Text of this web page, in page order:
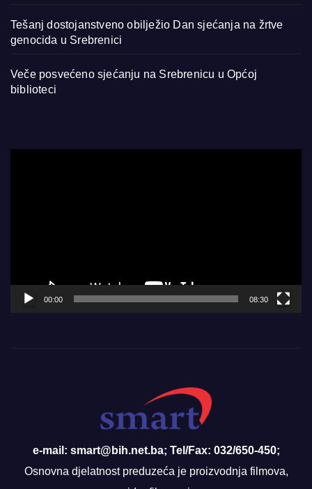
Tešanj dostojanstveno obilježio Dan sjećanja na žrtve
genocida u Srebrenici
Veče posvećeno sjećanju na Srebrenicu u Općoj
biblioteci
00:00 08:30
e-mail: smart@bih.net.ba; Tel/Fax: 032/650-450;
Osnovna djelatnost preduzeća je proizvodnja filmova,